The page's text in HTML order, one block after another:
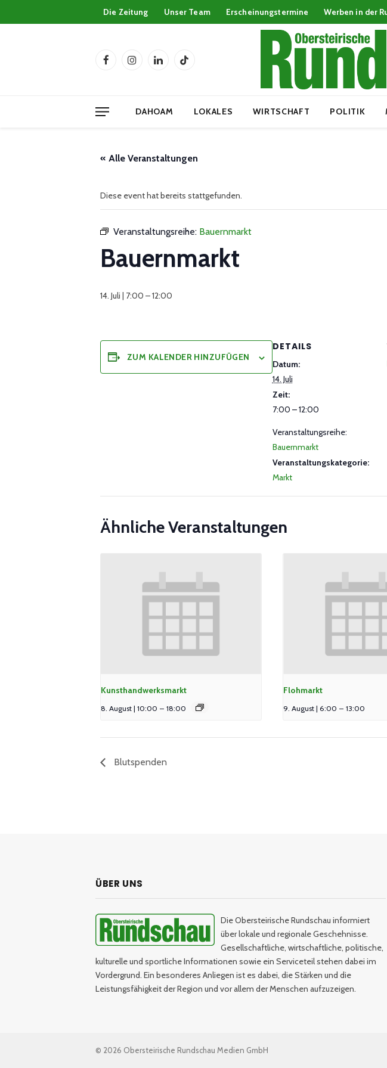
Die Zeitung Unser Team Erscheinungstermine Werben in der
FacebookInstagramLinkedInTikTok
DAHOAM LOKALES WIRTSCHAFT POLITIK
« Alle Veranstaltungen
Diese event hat bereits stattgefunden.
Veranstaltungsreihe: Bauernmarkt
Bauernmarkt
14. Juli | 7:00 –12:00
ZUM KALENDER HINZUFÜGEN
DETAILS
Datum:
14. Juli
Zeit:
7:00 – 12:00
Veranstaltungsreihe:
Bauernmarkt
Veranstaltungskategorie:
Markt
Ähnliche Veranstaltungen
Kunsthandwerksmarkt
8. August | 10:00 – 18:00
Flohmarkt
9. August | 6:00 – 13:00
Blutspenden
ÜBER UNS
Die Obersteirische Rundschau informiert
über lokale und regionale Geschehnisse.
Gesellschaftliche, wirtschaftliche, politische,
kulturelle und sportliche Informationen sowie ein Serviceteil stehen dabei im
Vordergrund. Ein besonderes Anliegen ist es dabei, die Stärken und die
Leistungsfähigkeit der Region und vor allem der Menschen aufzuzeigen.
© 2026 Obersteirische Rundschau Medien GmbH